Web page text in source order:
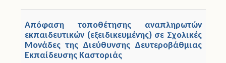
Απόφαση τοποθέτησης αναπληρωτών
εκπαιδευτικών (εξειδικευμένης) σε Σχολικές
Μονάδες της Διεύθυνσης Δευτεροβάθμιας
Εκπαίδευσης Καστοριάς